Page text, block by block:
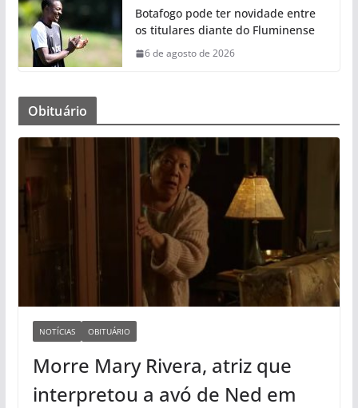
Botafogo pode ter novidade entre
os titulares diante do Fluminense
6 de agosto de 2026
Obituário
NOTÍCIAS OBITUÁRIO
Morre Mary Rivera, atriz que
interpretou a avó de Ned em